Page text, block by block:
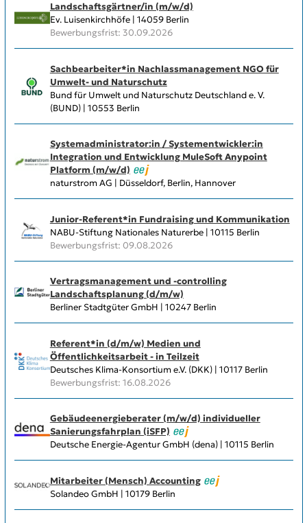
Landschaftsgärtner/in (m/w/d)
Ev. Luisenkirchhöfe | 14059 Berlin
Bewerbungsfrist: 30.09.2026
Sachbearbeiter*in Nachlassmanagement NGO für
Umwelt- und Naturschutz
Bund für Umwelt und Naturschutz Deutschland e. V.
(BUND) | 10553 Berlin
Systemadministrator:in / Systementwickler:in
Integration und Entwicklung MuleSoft Anypoint
Platform (m/w/d)
naturstrom AG | Düsseldorf, Berlin, Hannover
Junior-Referent*in Fundraising und Kommunikation
NABU-Stiftung Nationales Naturerbe | 10115 Berlin
Bewerbungsfrist: 09.08.2026
Vertragsmanagement und -controlling
Landschaftsplanung (d/m/w)
Berliner Stadtgüter GmbH | 10247 Berlin
Referent*in (d/m/w) Medien und
Öffentlichkeitsarbeit - in Teilzeit
Deutsches Klima-Konsortium e.V. (DKK) | 10117 Berlin
Bewerbungsfrist: 16.08.2026
Gebäudeenergieberater (m/w/d) individueller
Sanierungsfahrplan (iSFP)
Deutsche Energie-Agentur GmbH (dena) | 10115 Berlin
Mitarbeiter (Mensch) Accounting
Solandeo GmbH | 10179 Berlin